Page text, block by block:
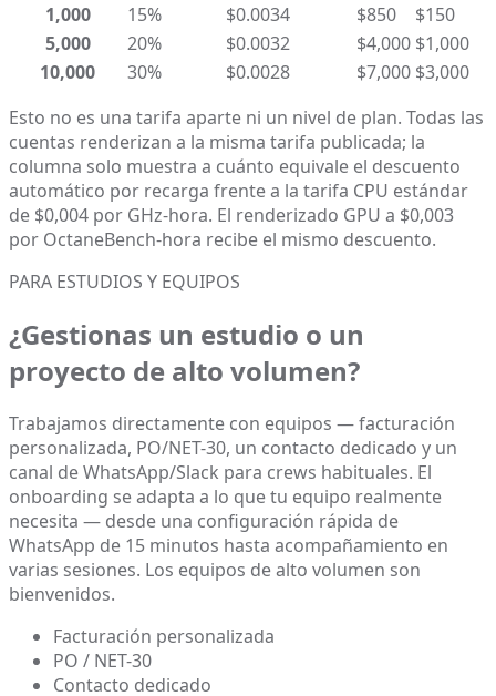
1,000
15% $0.0034 $850
$150
5,000
20% $0.0032 $4,000 $1,000
10,000
30% $0.0028 $7,000 $3,000
Esto no es una tarifa aparte ni un nivel de plan. Todas las
cuentas renderizan a la misma tarifa publicada; la
columna solo muestra a cuánto equivale el descuento
automático por recarga frente a la tarifa CPU estándar
de $0,004 por GHz-hora. El renderizado GPU a $0,003
por OctaneBench-hora recibe el mismo descuento.
PARA ESTUDIOS Y EQUIPOS
¿Gestionas un estudio o un
proyecto de alto volumen?
Trabajamos directamente con equipos — facturación
personalizada, PO/NET-30, un contacto dedicado y un
canal de WhatsApp/Slack para crews habituales. El
onboarding se adapta a lo que tu equipo realmente
necesita — desde una configuración rápida de
WhatsApp de 15 minutos hasta acompañamiento en
varias sesiones. Los equipos de alto volumen son
bienvenidos.
Facturación personalizada
PO / NET-30
Contacto dedicado